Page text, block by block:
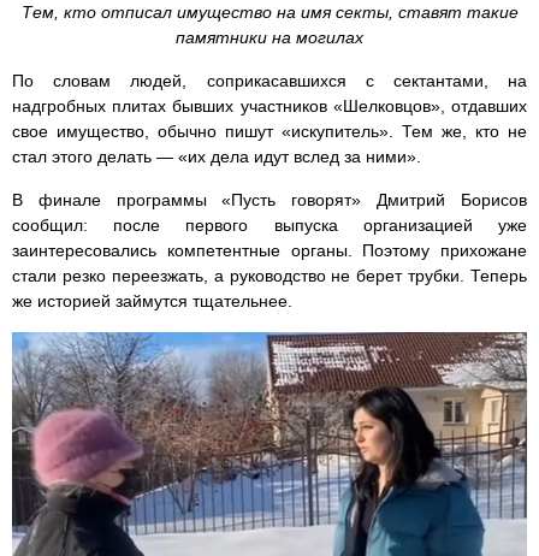
Тем, кто отписал имущество на имя секты, ставят такие
памятники на могилах
По словам людей, соприкасавшихся с сектантами, на
надгробных плитах бывших участников «Шелковцов», отдавших
свое имущество, обычно пишут «искупитель». Тем же, кто не
стал этого делать — «их дела идут вслед за ними».
В финале программы «Пусть говорят» Дмитрий Борисов
сообщил: после первого выпуска организацией уже
заинтересовались компетентные органы. Поэтому прихожане
стали резко переезжать, а руководство не берет трубки. Теперь
же историей займутся тщательнее.